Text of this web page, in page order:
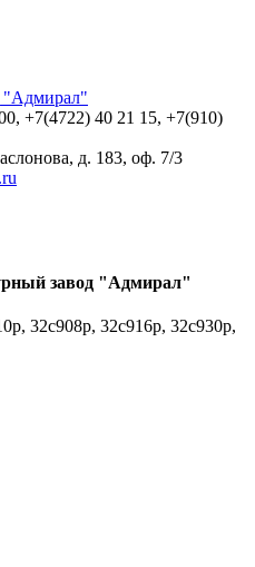
+7(4722) 40 21 15, +7(910)
д. 183, оф. 7/3
завод "Адмирал"
32с908р, 32с916р, 32с930р,